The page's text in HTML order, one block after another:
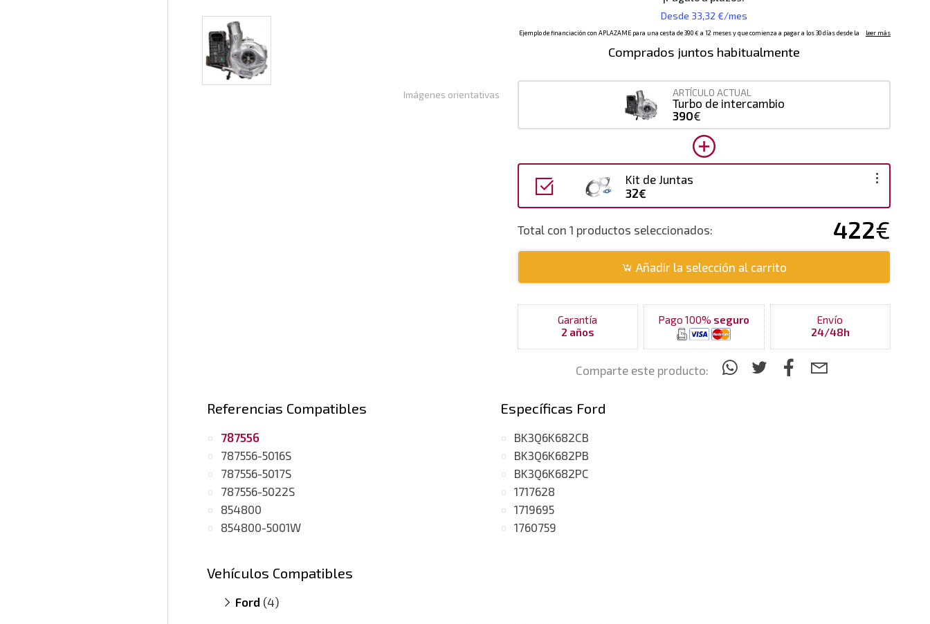
Comprados juntos habitualmente
ARTÍCULO ACTUAL
Turbo de intercambio
390€
Kit de Juntas
32€
Total con 1 productos seleccionados: 422€
Añadir la selección al carrito
Garantía
2 años
Pago 100% seguro
Envío
24/48h
Comparte este producto:
Imágenes orientativas
Referencias Compatibles
787556
787556-5016S
787556-5017S
787556-5022S
854800
854800-5001W
Específicas Ford
BK3Q6K682CB
BK3Q6K682PB
BK3Q6K682PC
1717628
1719695
1760759
Vehículos Compatibles
Ford (4)